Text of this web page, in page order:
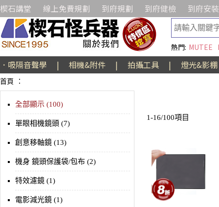
楔石講堂 線上免費規劃 到府規劃 到府健檢 到府安裝
熱門: MUTEE
．吸隔音聲學 | 相機&附件 | 拍攝工具 | 燈光&影棚
首頁 ：
全部顯示 (100)
單眼相機鏡頭 (7)
創意移軸鏡 (13)
機身 鏡頭保護袋/包布 (2)
特效濾鏡 (1)
電影減光鏡 (1)
1-16/100項目